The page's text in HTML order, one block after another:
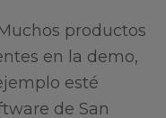
productos
en la demo,
esté
de San